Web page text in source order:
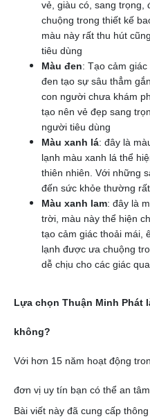
vẻ, giàu có, sang trọng,
chuộng trong thiết kế
màu này rất thu hút
tiêu dùng
Màu đen: Tạo cảm
đen tạo sự sâu thẳm
con người chưa khám
tạo nên vẻ đẹp sang
người tiêu dùng
Màu xanh lá: đây là
lạnh màu xanh lá thể
thiên nhiên. Với những
đến sức khỏe thường
Màu xanh lam: đây là
trời, màu này thể hiện
tạo cảm giác thoải mái,
lạnh được ưa chuộng
dễ chịu cho các giác
Lựa chọn Thuận Minh Phát
không?
Với hơn 15 năm hoạt động
đơn vị uy tín bạn có thể an
Bài viết này đã cung cấp